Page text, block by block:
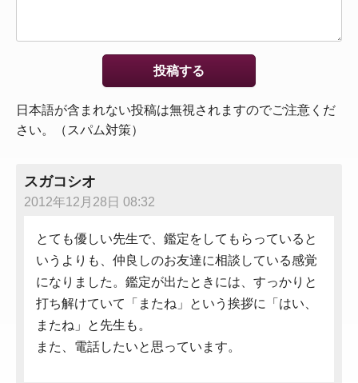
日本語が含まれない投稿は無視されますのでご注意くだ
さい。（スパム対策）
スガコシオ
2012年12月28日 08:32
とても優しい先生で、鑑定をしてもらっていると
いうよりも、仲良しのお友達に相談している感覚
になりました。鑑定が出たときには、すっかりと
打ち解けていて「またね」という挨拶に「はい、
またね」と先生も。
また、電話したいと思っています。